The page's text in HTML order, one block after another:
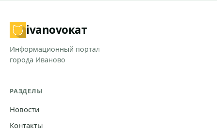
ivanovoкат
Информационный портал
города Иваново
РАЗДЕЛЫ
Новости
Контакты